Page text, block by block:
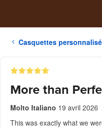
Casquettes
More than
Molto Italiano 19 avril 2026
This was exactly what we